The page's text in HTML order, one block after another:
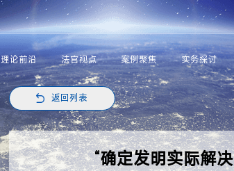
理论前沿 法官视点 案例聚焦 实务探讨
返回列表
“确定发明实际解